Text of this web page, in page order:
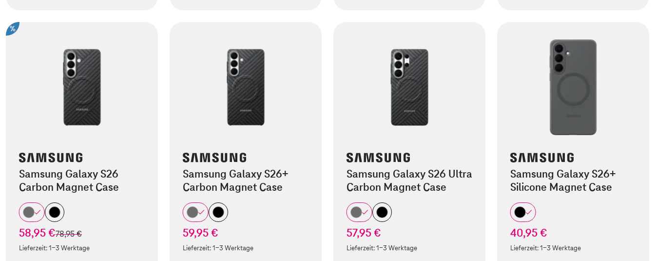
%
Samsung Galaxy S26
Carbon Magnet Case
58,95 €statt
78,95 €
Lieferzeit:1-3 Werktage
Samsung Galaxy S26+
Carbon Magnet Case
59,95 €
Lieferzeit:1-3 Werktage
Samsung Galaxy S26 Ultra
Carbon Magnet Case
57,95 €
Lieferzeit:1-3 Werktage
Samsung Galaxy S26+
Silicone Magnet Case
40,95 €
Lieferzeit:1-3 Werktage